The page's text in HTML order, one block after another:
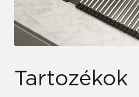
Tartozékok